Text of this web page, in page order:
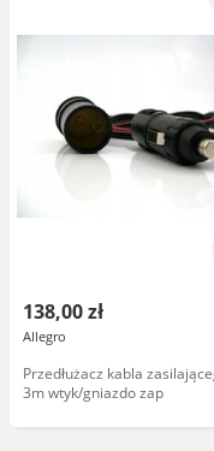
138,00 zł
Allegro
Przedłużacz kabla
3m wtyk/gniazdo zap